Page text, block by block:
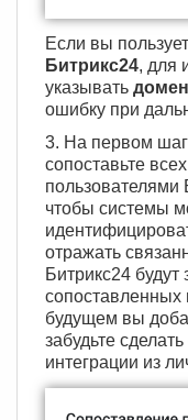
Если вы
Битрикс24, для
указывать
ошибку при
3. На первом
сопоставьте
пользователями
чтобы системы
отражать
Битрикс24 будут
сопоставленных
будущем вы
забудьте
интеграции из